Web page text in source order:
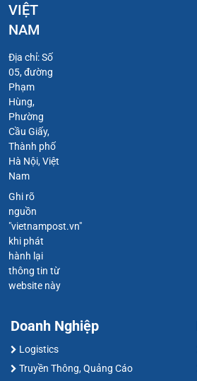
VIỆT
NAM
Địa chỉ: Số
05, đường
Phạm
Hùng,
Phường
Cầu Giấy,
Thành phố
Hà Nội, Việt
Nam
Ghi rõ
nguồn
"vietnampost.vn"
khi phát
hành lại
thông tin từ
website này
Doanh Nghiệp
Logistics
Truyền Thông, Quảng Cáo